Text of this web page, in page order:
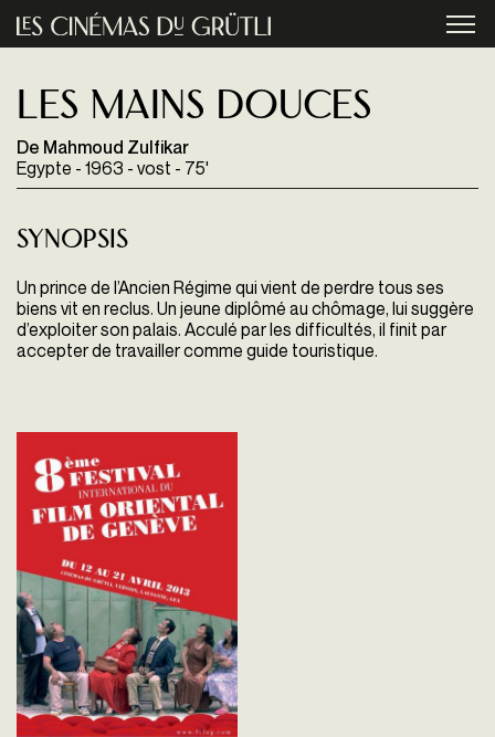
Aller au contenu principal
Les mains douces
De Mahmoud Zulfikar
Egypte - 1963 - vost - 75'
Synopsis
Un prince de l’Ancien Régime qui vient de perdre tous ses
biens vit en reclus. Un jeune diplômé au chômage, lui suggère
d’exploiter son palais. Acculé par les difficultés, il finit par
accepter de travailler comme guide touristique.